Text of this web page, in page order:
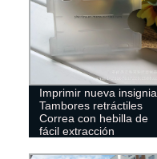
Imprimir nueva insignia
Tambores retráctiles
Correa con hebilla de
fácil extracción